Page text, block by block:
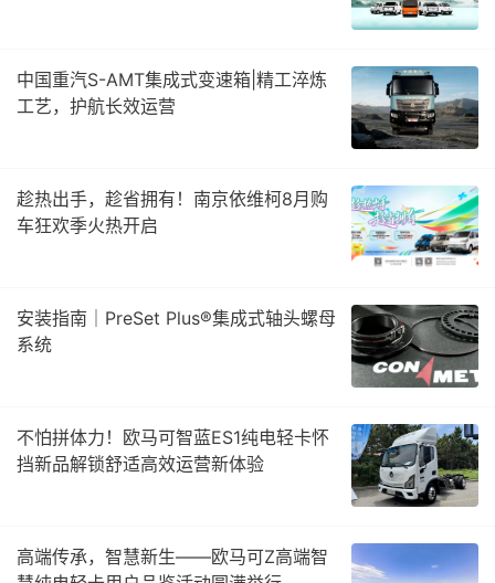
中国重汽S-AMT集成式变速箱|精工淬炼
工艺，护航长效运营
趁热出手，趁省拥有！南京依维柯8月购
车狂欢季火热开启
安装指南｜PreSet Plus®集成式轴头螺母
系统
不怕拼体力！欧马可智蓝ES1纯电轻卡怀
挡新品解锁舒适高效运营新体验
高端传承，智慧新生——欧马可Z高端智